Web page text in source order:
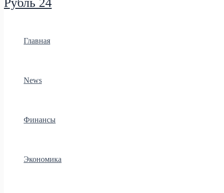
Главная
News
Финансы
Экономика